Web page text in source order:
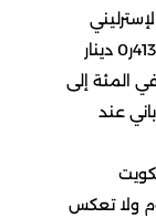
ارتفع بنسبة 31ر0 في المئة إلى مستوى 413ر0 دينار
ارتفع الفرنك السويسري بنسبة 33ر0 في المئة إلى
عند
ولا تعكس